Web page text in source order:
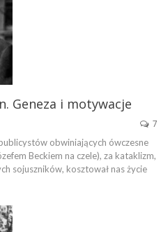
Geneza i motywacje
7
obwiniających ówczesne
Beckiem na czele), za kataklizm,
sojuszników, kosztował nas życie